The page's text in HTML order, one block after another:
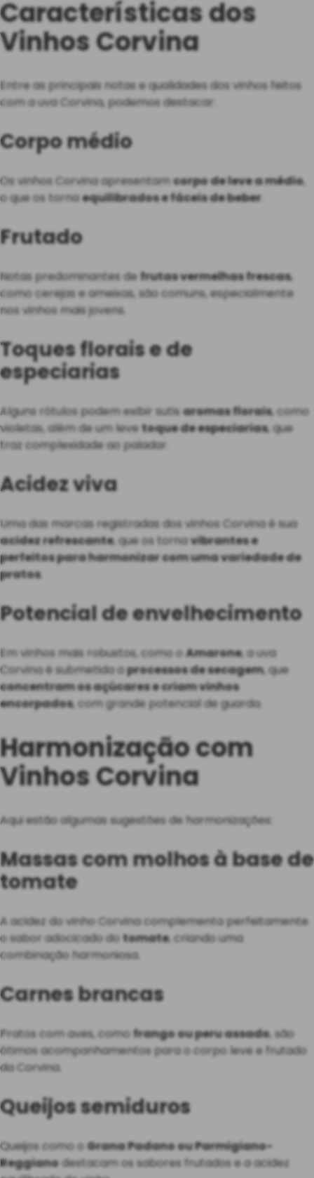
Características dos
Vinhos Corvina
Entre as principais notas e qualidades dos vinhos feitos
com a uva Corvina, podemos destacar:
Corpo médio
Os vinhos Corvina apresentamcorpo de leve a médio,
o que os tornaequilibrados e fáceis de beber
Frutado
Notas predominantes defrutas vermelhas frescas,
como cerejas e ameixas, são comuns, especialmente
nos vinhos mais jovens.
Toques florais e de
especiarias
Alguns rótulos podem exibir sutisaromas florais, como
violetas, além de um levetoque de especiarias, que
traz complexidade ao paladar.
Acidez viva
Uma das marcas registradas dos vinhos Corvina é sua
acidez refrescante, que os tornavibrantes e
perfeitos para harmonizar com uma variedade de
pratos.
Potencial de envelhecimento
Em vinhos mais robustos, como oAmarone, a uva
Corvina é submetida aprocessos de secagem, que
concentram os açúcares e criam vinhos
encorpados, com grande potencial de guarda.
Harmonização com
Vinhos Corvina
Aqui estão algumas sugestões de harmonizações:
Massas com molhos à base de
tomate
A acidez do vinho Corvina complementa perfeitamente
o sabor adocicado dotomate, criando uma
combinação harmoniosa.
Carnes brancas
Pratos com aves, comofrango ou peru assado, são
ótimos acompanhamentos para o corpo leve e frutado
da Corvina.
Queijos semiduros
Queijos como oGrana Padano ou Parmigiano-
Reggianodestacam os sabores frutados e a acidez